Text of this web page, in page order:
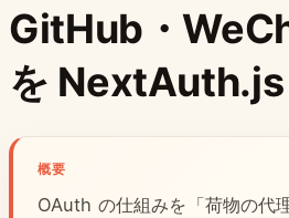
GitHub・
を NextAuth.js
概要
OAuth の仕組みを「荷物の代